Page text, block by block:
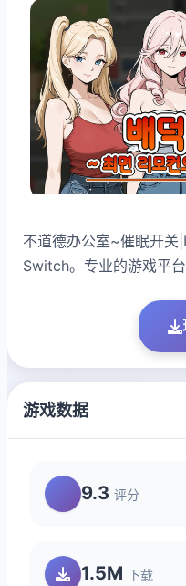
不道德办公室~催眠开
Switch。专业的游戏平
游戏数据
9.3 评分
1.5M 下载